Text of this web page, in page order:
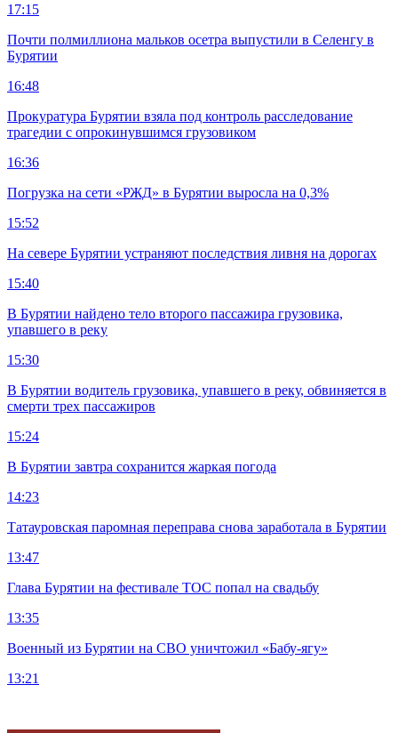
17:15
Почти полмиллиона мальков осетра выпустили в Селенгу в
Бурятии
16:48
Прокуратура Бурятии взяла под контроль расследование
трагедии с опрокинувшимся грузовиком
16:36
Погрузка на сети «РЖД» в Бурятии выросла на 0,3%
15:52
На севере Бурятии устраняют последствия ливня на дорогах
15:40
В Бурятии найдено тело второго пассажира грузовика,
упавшего в реку
15:30
В Бурятии водитель грузовика, упавшего в реку, обвиняется в
смерти трех пассажиров
15:24
В Бурятии завтра сохранится жаркая погода
14:23
Татауровская паромная переправа снова заработала в Бурятии
13:47
Глава Бурятии на фестивале ТОС попал на свадьбу
13:35
Военный из Бурятии на СВО уничтожил «Бабу-ягу»
13:21